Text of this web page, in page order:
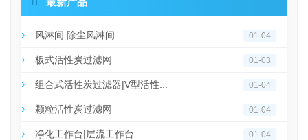
风淋间 除尘风淋间 01-04
板式活性炭过滤网 01-03
组合式活性炭过滤器|V型活性... 01-04
颗粒活性炭过滤网 01-04
净化工作台|层流工作台 01-04